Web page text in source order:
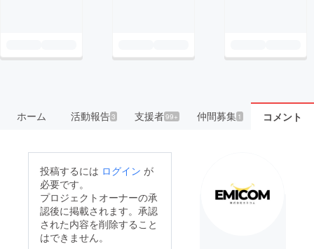
ホーム 活動報告3 支援者99+ 仲間募集 1 コメント
投稿するには ログイン が
必要です。
プロジェクトオーナーの承
認後に掲載されます。承認
された内容を削除すること
はできません。